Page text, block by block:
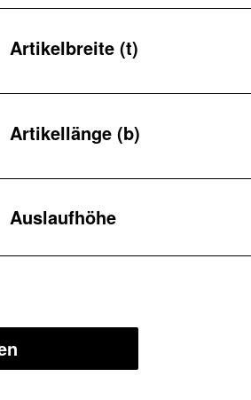
Artikelbreite (t)
Artikellänge (b)
Auslaufhöhe